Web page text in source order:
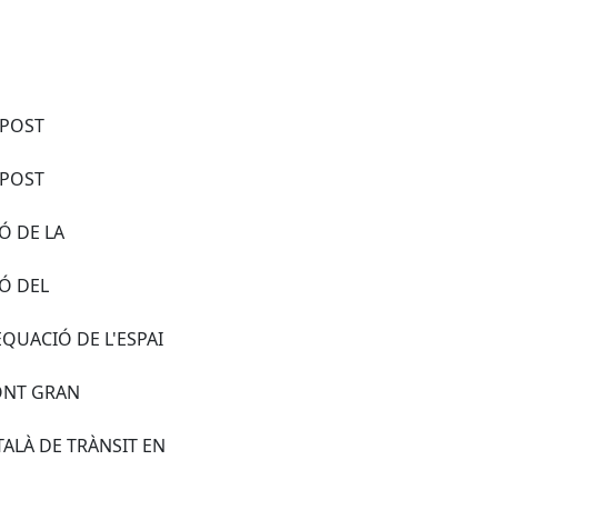
DE LA
DEL
DE L'ESPAI
GRAN
DE TRÀNSIT EN